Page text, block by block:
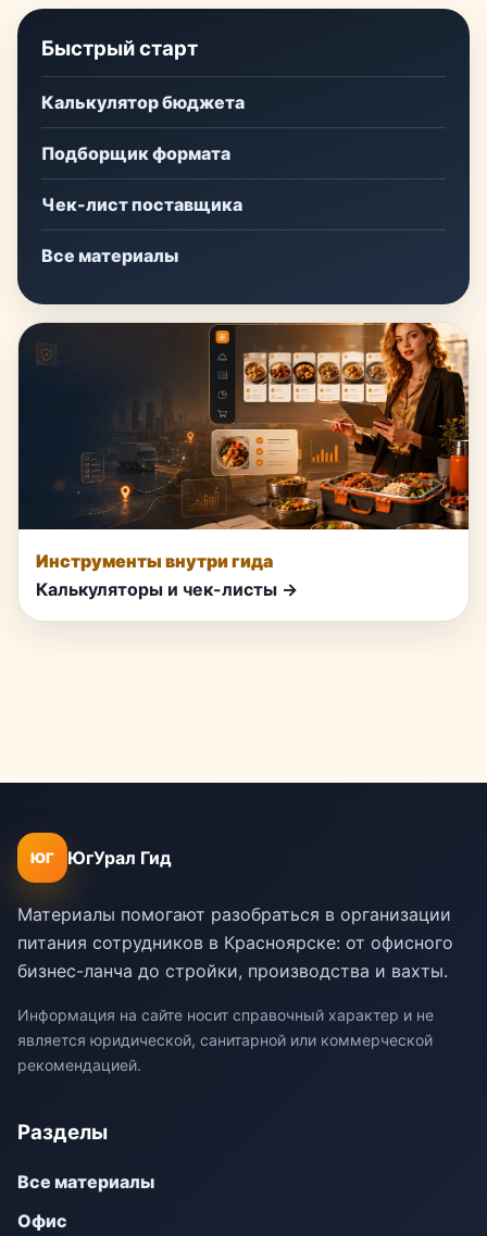
Быстрый старт
Калькулятор бюджета
Подборщик формата
Чек-лист поставщика
Все материалы
Инструменты внутри гида
Калькуляторы и чек-листы →
ЮГ ЮгУрал Гид
Материалы помогают разобраться в организации
питания сотрудников в Красноярске: от офисного
бизнес-ланча до стройки, производства и вахты.
Информация на сайте носит справочный характер и не
является юридической, санитарной или коммерческой
рекомендацией.
Разделы
Все материалы
Офис